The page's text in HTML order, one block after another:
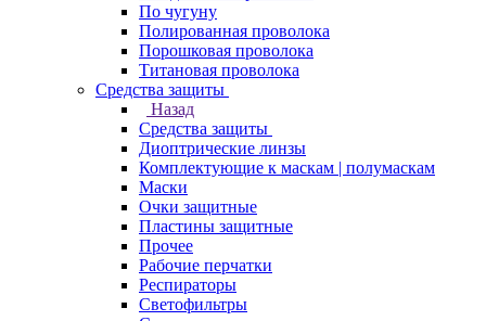
По чугуну
Полированная проволока
Порошковая проволока
Титановая проволока
Средства защиты
Назад
Средства защиты
Диоптрические линзы
Комплектующие к маскам | полумаскам
Маски
Очки защитные
Пластины защитные
Прочее
Рабочие перчатки
Респираторы
Светофильтры